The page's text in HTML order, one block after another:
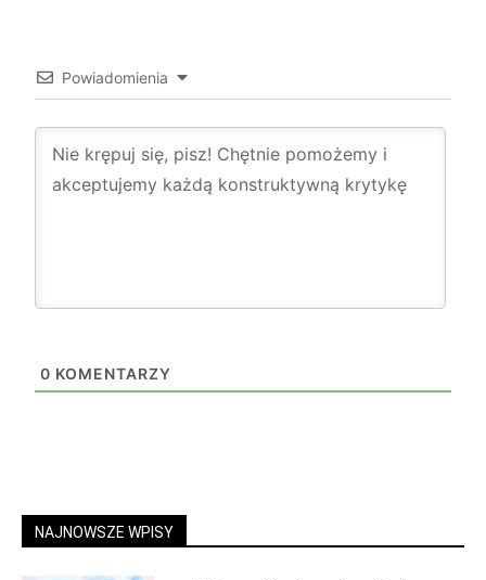
Powiadomienia
0 KOMENTARZY
NAJNOWSZE WPISY